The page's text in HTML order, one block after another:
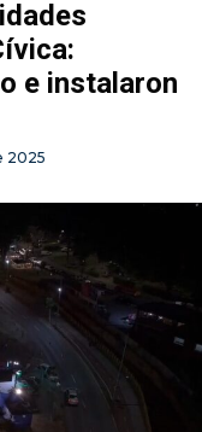
e instalaron
2025